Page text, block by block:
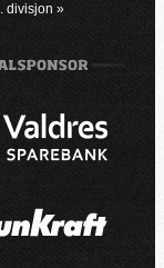
divisjon »